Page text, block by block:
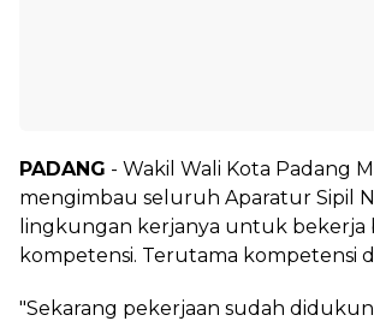
PADANG - Wakil Wali Kota Padang
mengimbau seluruh Aparatur Sipil
lingkungan kerjanya untuk bekerja
kompetensi. Terutama kompetensi
"Sekarang pekerjaan sudah